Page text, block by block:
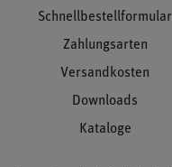
Schnellbestellformular
Zahlungsarten
Versandkosten
Downloads
Kataloge